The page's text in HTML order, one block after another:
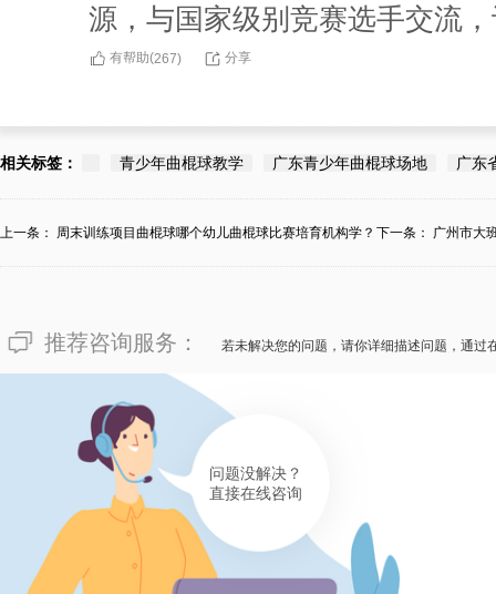
源，与国家级别竞赛选手交流
有帮助(267) 分享
相关标签： 青少年曲棍球教学 广东青少年曲棍球场地 广东
上一条： 周末训练项目曲棍球哪个幼儿曲棍球比赛培育机构学？ 下一条： 广州市大
推荐咨询服务： 若未解决您的问题，请你详细描述问题，通过
问题没解决？
直接在线咨询